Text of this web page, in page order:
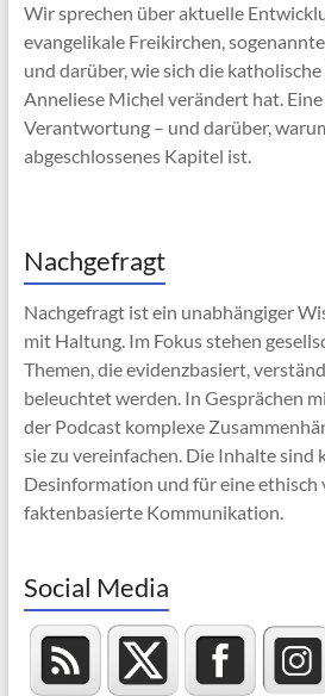
Wir sprechen über aktuelle
evangelikale Freikirchen,
und darüber, wie sich die
Anneliese Michel verändert hat.
Verantwortung – und darüber,
abgeschlossenes Kapitel ist.
Nachgefragt
Nachgefragt ist ein unabhängiger
mit Haltung. Im Fokus stehen
Themen, die evidenzbasiert,
beleuchtet werden. In Gesprächen
der Podcast komplexe
sie zu vereinfachen. Die Inhalte sind
Desinformation und für eine
faktenbasierte Kommunikation.
Social Media